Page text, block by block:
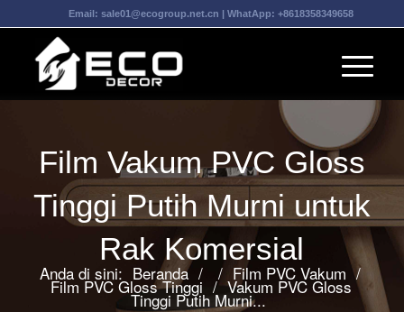
Email: sale01@ecogroup.net.cn | WhatApp: +8618358349658
Film Vakum PVC Gloss
Tinggi Putih Murni untuk
Rak Komersial
Anda di sini: Beranda / / Film PVC Vakum /
Film PVC Gloss Tinggi / Vakum PVC Gloss
Tinggi Putih Murni...